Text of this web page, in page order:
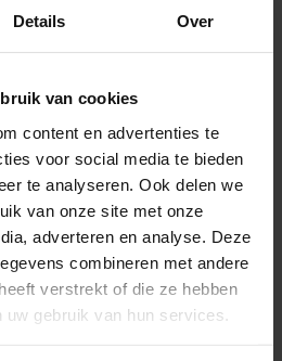
Details Over
van cookies
content en advertenties te
voor social media te bieden
te analyseren. Ook delen we
van onze site met onze
adverteren en analyse. Deze
combineren met andere
verstrekt of die ze hebben
gebruik van hun services.
Het Laar
op ZorgkaartNederland.